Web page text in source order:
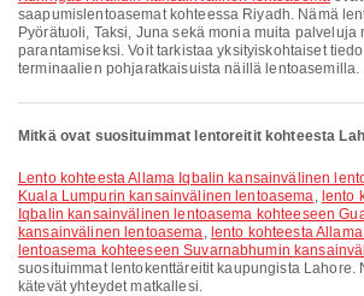
saapumislentoasemat kohteessa Riyadh. Nämä
Pyörätuoli, Taksi, Juna sekä monia muita palveluja
parantamiseksi. Voit tarkistaa yksityiskohtaiset
terminaalien pohjaratkaisuista näillä lentoasemilla.
Mitkä ovat suosituimmat lentoreitit kohteesta
lento kohteesta Allama Iqbalin kansainvälinen lentoasema kohteeseen
Kuala Lumpurin kansainvälinen lentoasema, lento
Iqbalin kansainvälinen lentoasema kohteeseen
kansainvälinen lentoasema, lento kohteesta
lentoasema kohteeseen Suvarnabhumin
suosituimmat lentokenttäreitit kaupungista Lahore.
kätevät yhteydet matkallesi.